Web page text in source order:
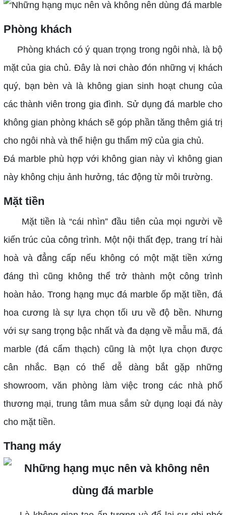
Phòng khách
Phòng khách có ý quan trọng trong ngôi nhà, là bộ
mặt của gia chủ. Đây là nơi chào đón những vị khách
quý, bạn bèn và là không gian sinh hoạt chung của
các thành viên trong gia đình. Sử dụng đá marble cho
không gian phòng khách sẽ góp phần tăng thêm giá trị
cho ngôi nhà và thể hiện gu thẩm mỹ của gia chủ.
Đá marble phù hợp với không gian này vì không gian
này không chịu ảnh hưởng, tác động từ môi trường.
Mặt tiền
Mặt tiền là “cái nhìn” đầu tiên của mọi người về
kiến trúc của công trình. Một nội thất đẹp, trang trí hài
hoà và đẳng cấp nếu không có một mặt tiền xứng
đáng thì cũng không thể trở thành một công trình
hoàn hảo. Trong hạng mục đá marble ốp mặt tiền, đá
hoa cương là sự lựa chọn tối ưu về độ bền. Nhưng
với sự sang trọng bậc nhất và đa dạng về mẫu mã, đá
marble (đá cẩm thạch) cũng là một lựa chọn được
cân nhắc. Bạn có thể dễ dàng bắt gặp những
showroom, văn phòng làm việc trong các nhà phố
thương mại, trung tâm mua sắm sử dụng loại đá này
cho mặt tiền.
Thang máy